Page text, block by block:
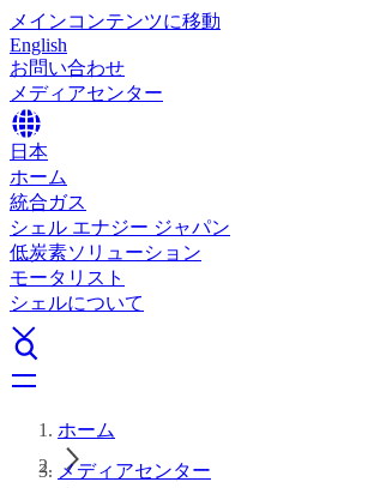
メインコンテンツに移動
English
お問い合わせ
メディアセンター
日本
ホーム
統合ガス
シェル エナジー ジャパン
低炭素ソリューション
モータリスト
シェルについて
ホーム
メディアセンター